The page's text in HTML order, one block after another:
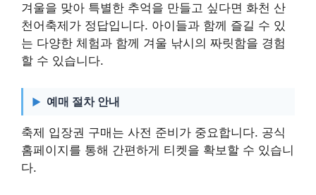
겨울을 맞아 특별한 추억을 만들고 싶다면 화천 산
천어축제가 정답입니다. 아이들과 함께 즐길 수 있
는 다양한 체험과 함께 겨울 낚시의 짜릿함을 경험
할 수 있습니다.
예매 절차 안내
축제 입장권 구매는 사전 준비가 중요합니다. 공식
홈페이지를 통해 간편하게 티켓을 확보할 수 있습니
다.